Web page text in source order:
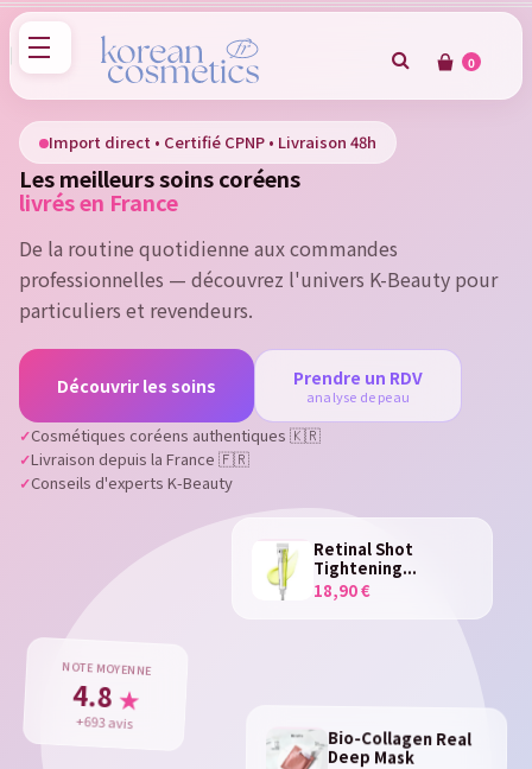
0
Import direct • Certifié CPNP • Livraison 48h
Les meilleurs soins coréens
livrés en France
De la routine quotidienne aux commandes
professionnelles — découvrez l'univers K-Beauty pour
particuliers et revendeurs.
Découvrir les soins Prendre un RDV
analyse de peau
Cosmétiques coréens authentiques 🇰🇷
Livraison depuis la France 🇫🇷
Conseils d'experts K-Beauty
Retinal Shot
Tightening...
18,90 €
Bio-Collagen Real
Deep Mask
NOTE MOYENNE
4.8 ★
+693 avis
Sign in
You need to be logged in to save products in your wish
list.
Cancel